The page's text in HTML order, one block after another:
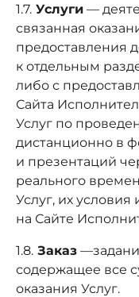
1.7. Услуги —
связанная
предоставления
к отдельным
либо с
Сайта
Услуг по
дистанционно в
и презентаций
реального
Услуг, их условия
на Сайте
1.8. Заказ
содержащее все
оказания Услуг.